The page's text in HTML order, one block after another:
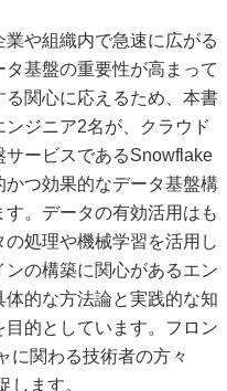
や組織内で急速に広がる
基盤の重要性が高まって
る関心に応えるため、本書
ジニア2名が、クラウド
サービスであるSnowflake
かつ効果的なデータ基盤構
。データの有効活用はも
処理や機械学習を活用し
ンの構築に関心があるエン
体的な方法論と実践的な知
的としています。フロン
に関わる技術者の方々
ます。